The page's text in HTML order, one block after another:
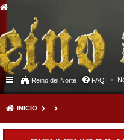
Reino del Norte FAQ
INICIO